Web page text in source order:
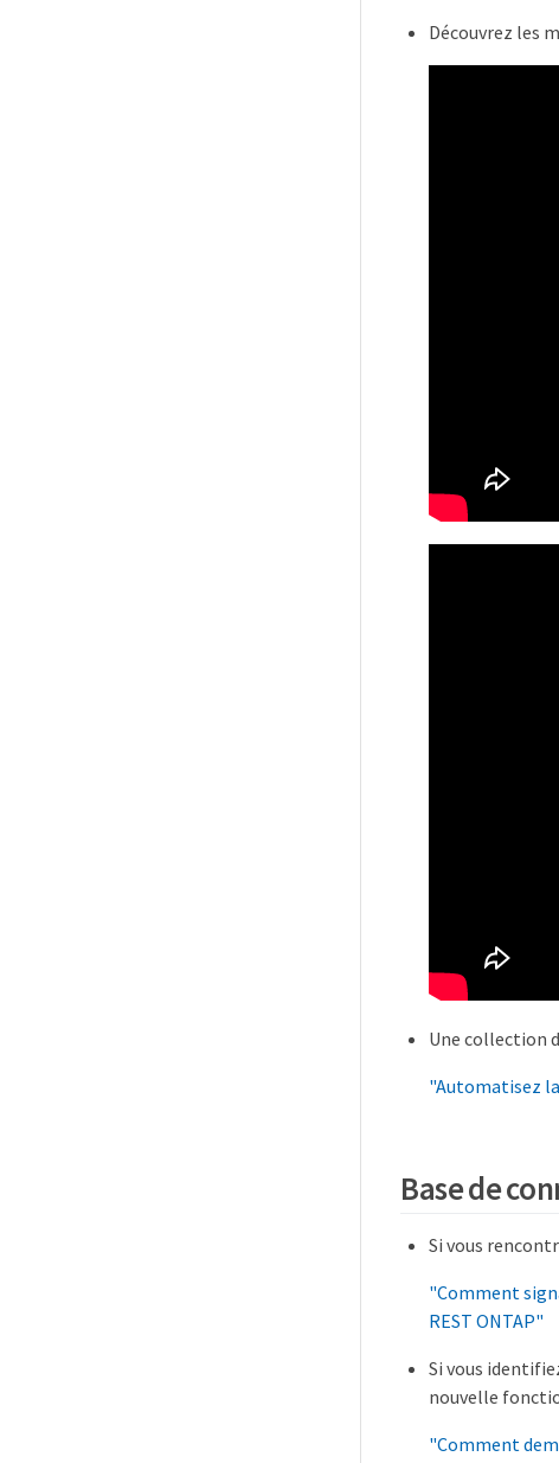
Découvrez les
Une collection
"Automatisez
Base de
Si vous
"Comment
REST ONTAP"
Si vous
nouvelle
"Comment